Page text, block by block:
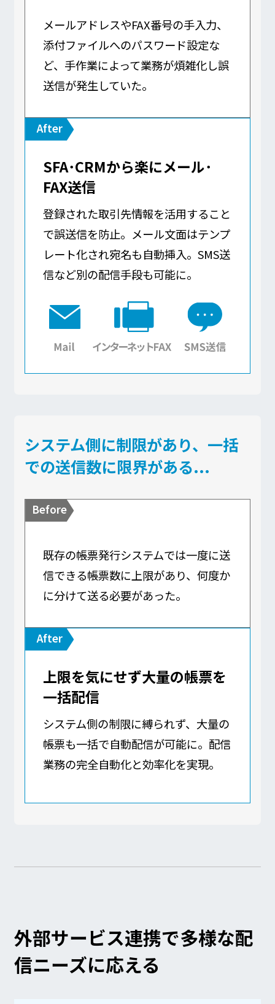
メールアドレスやFAX番号の手入力、
添付ファイルへのパスワード設定な
ど、手作業によって業務が煩雑化し誤
送信が発生していた。
SFA･CRMから楽にメール･
FAX送信
登録された取引先情報を活用すること
で誤送信を防止。メール文面はテンプ
レート化され宛名も自動挿入。SMS送
信など別の配信手段も可能に。
システム側に制限があり、一括
での送信数に限界がある...
既存の帳票発行システムでは一度に送
信できる帳票数に上限があり、何度か
に分けて送る必要があった。
上限を気にせず大量の帳票を
一括配信
システム側の制限に縛られず、大量の
帳票も一括で自動配信が可能に。配信
業務の完全自動化と効率化を実現。
外部サービス連携で多様な配
信ニーズに応える